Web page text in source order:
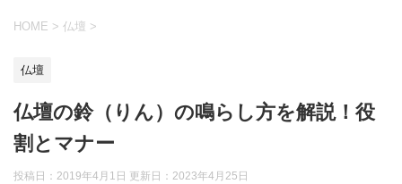
HOME > 仏壇 >
仏壇
仏壇の鈴（りん）の鳴らし方を解説！役
割とマナー
投稿日：2019年4月1日 更新日： 2023年4月25日